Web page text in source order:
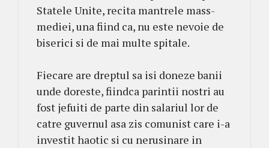
Statele Unite, recita mantrele mass-
mediei, una fiind ca, nu este nevoie de
biserici si de mai multe spitale.
Fiecare are dreptul sa isi doneze banii
unde doreste, fiindca parintii nostri au
fost jefuiti de parte din salariul lor de
catre guvernul asa zis comunist care i-a
investit haotic si cu nerusinare in